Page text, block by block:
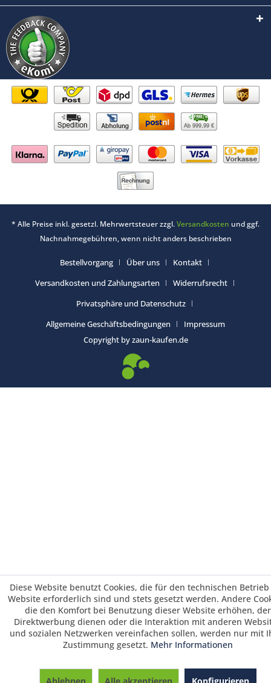
ab 700 € und 5 % ab 1495 € Warenwert /
Ab 999,99 €
* Alle Preise inkl. gesetzl. Mehrwertsteuer zzgl.Versandkosten und ggf.
Nachnahmegebühren, wenn nicht anders beschrieben
Bestellvorgang Über uns
Kontakt
Versandkosten und Zahlungsarten
Widerrufsrecht
Privatsphäre und Datenschutz
Allgemeine Geschäftsbedingungen
Impressum
Copyright by zaun-kaufen.de
Diese Website benutzt Cookies, die für den technischen
Website erforderlich sind und stets gesetzt werden. Andere
die den Komfort bei Benutzung dieser Website erhöhen, der
Direktwerbung dienen oder die Interaktion mit anderen
und sozialen Netzwerken vereinfachen sollen, werden nur mit
Zustimmung gesetzt. Mehr Informationen